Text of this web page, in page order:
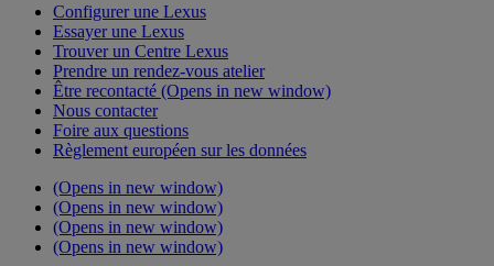
Configurer une Lexus
Essayer une Lexus
Trouver un Centre Lexus
Prendre un rendez-vous atelier
Être recontacté (Opens in new window)
Nous contacter
Foire aux questions
Règlement européen sur les données
(Opens in new window)
(Opens in new window)
(Opens in new window)
(Opens in new window)